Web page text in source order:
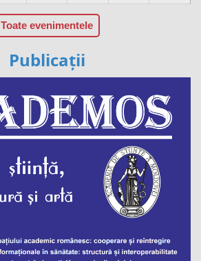
Toate evenimentele
Publicații